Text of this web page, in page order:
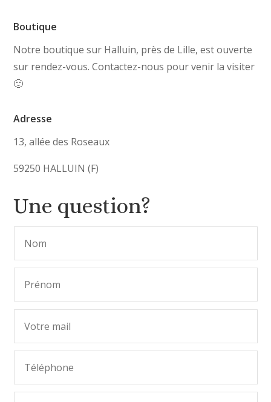
Boutique
Notre boutique sur Halluin, près de Lille, est ouverte
sur rendez-vous. Contactez-nous pour venir la visiter
🙂
Adresse
13, allée des Roseaux
59250 HALLUIN (F)
Une question?